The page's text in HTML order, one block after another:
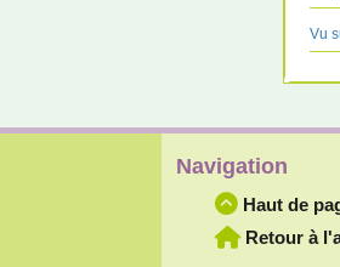
Vu
Navigation
Haut de
Retour à